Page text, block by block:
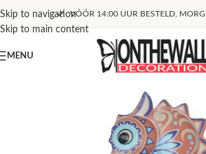
Skip to navigation
Skip to main content
VÓÓR 14:00 UUR BESTELD,
MENU